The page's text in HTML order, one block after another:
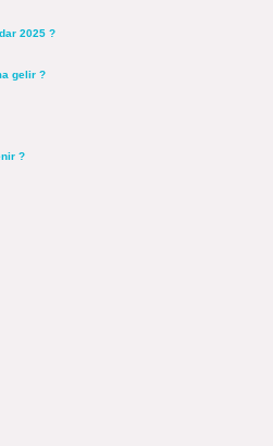
2025 ?
gelir ?
?